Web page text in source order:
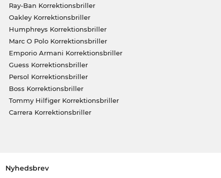
Ray-Ban Korrektionsbriller
Oakley Korrektionsbriller
Humphreys Korrektionsbriller
Marc O Polo Korrektionsbriller
Emporio Armani Korrektionsbriller
Guess Korrektionsbriller
Persol Korrektionsbriller
Boss Korrektionsbriller
Tommy Hilfiger Korrektionsbriller
Carrera Korrektionsbriller
Nyhedsbrev